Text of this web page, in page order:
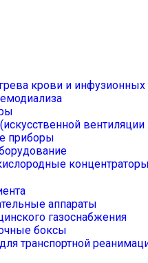
крови и инфузионных
вентиляции
приборы
аппараты
газоснабжения
боксы
транспортной